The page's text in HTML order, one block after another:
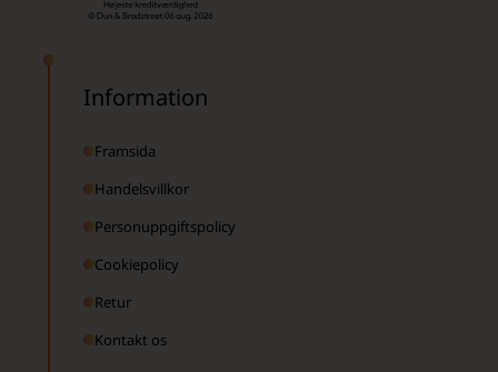
Information
Framsida
Handelsvillkor
Personuppgiftspolicy
Cookiepolicy
Retur
Kontakt os